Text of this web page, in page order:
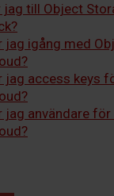
jag till Object
jag igång med
jag access keys
jag användare